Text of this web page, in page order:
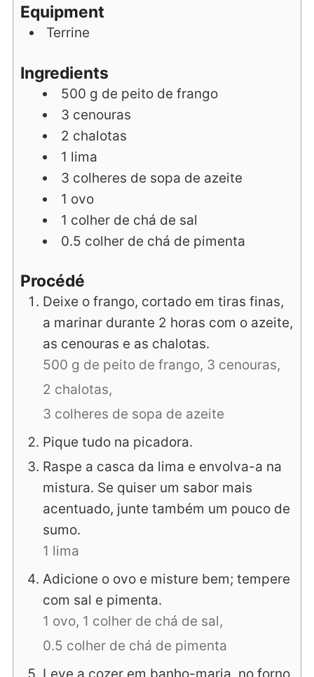
Equipment
Terrine
Ingredients
500 g de peito de frango
3 cenouras
2 chalotas
1 lima
3 colheres de sopa de azeite
1 ovo
1 colher de chá de sal
0.5 colher de chá de pimenta
Procédé
Deixe o frango, cortado em tiras finas,
a marinar durante 2 horas com o azeite,
as cenouras e as chalotas.
500 g de peito de frango, 3 cenouras,
2 chalotas,
3 colheres de sopa de azeite
Pique tudo na picadora.
Raspe a casca da lima e envolva-a na
mistura. Se quiser um sabor mais
acentuado, junte também um pouco de
sumo.
1 lima
Adicione o ovo e misture bem; tempere
com sal e pimenta.
1 ovo, 1 colher de chá de sal,
0.5 colher de chá de pimenta